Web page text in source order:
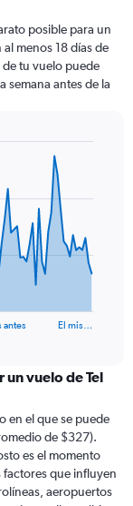
posible para un
menos 18 días de
tu vuelo puede
semana antes de la
antes El mis…
un vuelo de Tel
en el que se puede
de $327).
es el momento
que influyen
aeropuertos